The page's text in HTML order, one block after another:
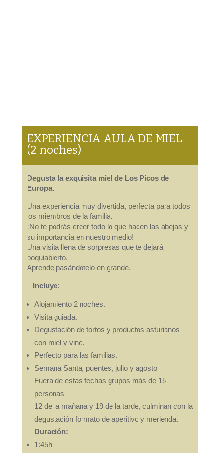
EXPERIENCIA AULA DE MIEL
(2 noches)
Degusta la exquisita miel de Los Picos de
Europa.
Una experiencia muy divertida, perfecta para todos
los miembros de la familia.
¡No te podrás creer todo lo que hacen las abejas y
su importancia en nuestro medio!
Una visita llena de sorpresas que te dejará
boquiabierto.
Aprende pasándotelo en grande.
Incluye:
Alojamiento 2 noches.
Visita guiada.
Degustación de tortos y productos asturianos
con miel y vino.
Perfecto para las familias.
Semana Santa, puentes, julio y agosto
Fuera de estas fechas grupos más de 15
personas
12 de la mañana y 19 de la tarde, culminan con la
degustación formato de aperitivo y merienda.
Duración:
1:45h